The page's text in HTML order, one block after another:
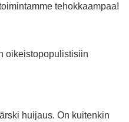
tehokkaampaa!
oikeistopopulistisiin
huijaus. On kuitenkin